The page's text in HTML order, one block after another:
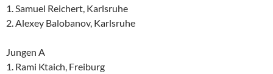
1. Samuel Reichert, Karlsruhe
2. Alexey Balobanov, Karlsruhe
Jungen A
1. Rami Ktaich, Freiburg